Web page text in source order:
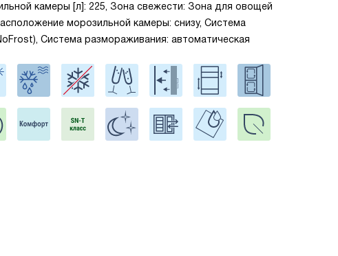
камеры [л]: 225, Зона свежести: Зона для овощей
морозильной камеры: снизу, Система
Система размораживания: автоматическая